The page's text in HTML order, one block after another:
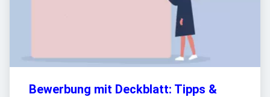
Bewerbung mit Deckblatt: Tipps &